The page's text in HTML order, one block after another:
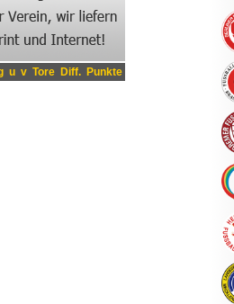
u v Tore Diff. Punkte